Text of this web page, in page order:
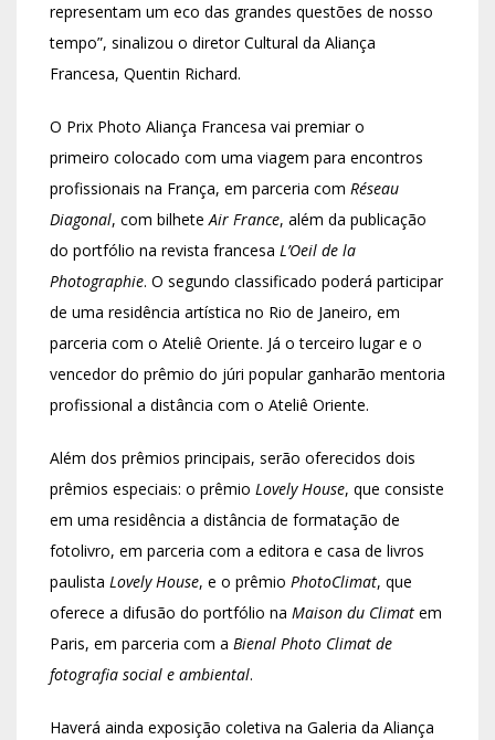
representam um eco das grandes questões de nosso
tempo”, sinalizou o diretor Cultural da Aliança
Francesa, Quentin Richard.
O Prix Photo Aliança Francesa vai premiar o
primeiro colocado com uma viagem para encontros
profissionais na França, em parceria com Réseau
Diagonal, com bilheteAir France, além da publicação
do portfólio na revista francesa L’Oeil de la
Photographie. O segundo classificado poderá participar
de uma residência artística no Rio de Janeiro, em
parceria com o Ateliê Oriente. Já o terceiro lugar e o
vencedor do prêmio do júri popular ganharão mentoria
profissional a distância com o Ateliê Oriente.
Além dos prêmios principais, serão oferecidos dois
prêmios especiais: o prêmio Lovely House, que consiste
em uma residência a distância de formatação de
fotolivro, em parceria com a editora e casa de livros
paulista Lovely House, e o prêmio PhotoClimat, que
oferece a difusão do portfólio na Maison du Climat em
Paris, em parceria com a Bienal Photo Climat de
fotografia social e ambiental.
Haverá ainda exposição coletiva na Galeria da Aliança